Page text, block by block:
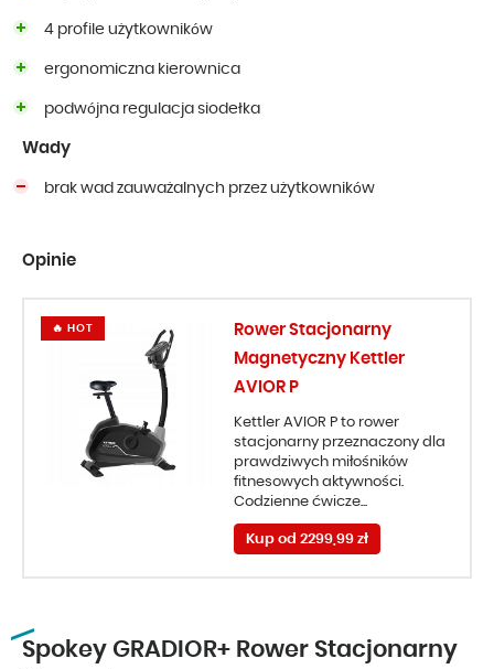
4 profile użytkowników
ergonomiczna kierownica
podwójna regulacja siodełka
Wady
brak wad zauważalnych przez użytkowników
Opinie
Rower Stacjonarny
Magnetyczny Kettler
AVIOR P
Kettler AVIOR P to rower
stacjonarny przeznaczony dla
prawdziwych miłośników
fitnesowych aktywności.
Codzienne ćwicze...
Kup od 2299,99 zł
🔥 HOT
Spokey GRADIOR+ Rower Stacjonarny